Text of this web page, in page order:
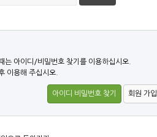
는 아이디/비밀번호 찾기를 이용하십시오.
이용해 주십시오.
아이디 비밀번호 찾기 회원 가입